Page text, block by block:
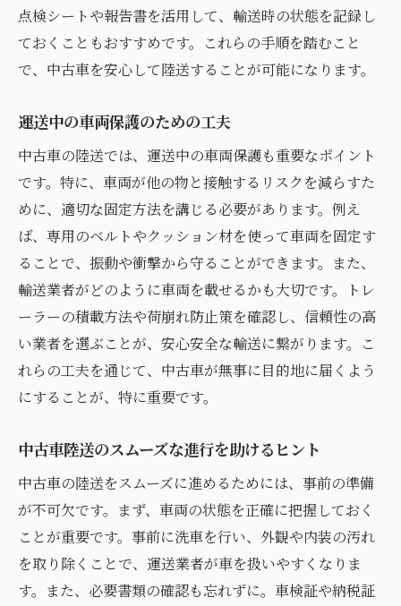
点検シートや報告書を活用して、輸送時の状態を記録し
ておくこともおすすめです。これらの手順を踏むこと
で、中古車を安心して陸送することが可能になります。
運送中の車両保護のための工夫
中古車の陸送では、運送中の車両保護も重要なポイント
です。特に、車両が他の物と接触するリスクを減らすた
めに、適切な固定方法を講じる必要があります。例え
ば、専用のベルトやクッション材を使って車両を固定す
ることで、振動や衝撃から守ることができます。また、
輸送業者がどのように車両を載せるかも大切です。トレ
ーラーの積載方法や荷崩れ防止策を確認し、信頼性の高
い業者を選ぶことが、安心安全な輸送に繋がります。こ
れらの工夫を通じて、中古車が無事に目的地に届くよう
にすることが、特に重要です。
中古車陸送のスムーズな進行を助けるヒント
中古車の陸送をスムーズに進めるためには、事前の準備
が不可欠です。まず、車両の状態を正確に把握しておく
ことが重要です。事前に洗車を行い、外観や内装の汚れ
を取り除くことで、運送業者が車を扱いやすくなりま
す。また、必要書類の確認も忘れずに。車検証や納税証